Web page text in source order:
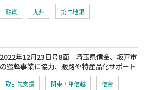
融資 九州 第二地銀
2022年12月23日号8面 埼玉県信金、坂戸市
の蜜蜂事業に協力、販路や特産品化サポート
取引先支援 関東・甲信越 信金